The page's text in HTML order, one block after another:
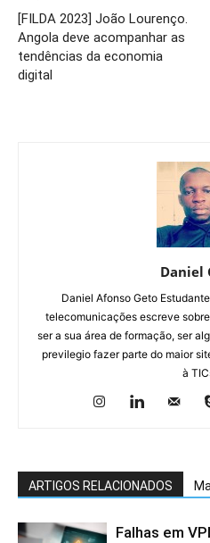
[FILDA 2023] João Lourenço.
Angola deve acompanhar as
tendências da economia
digital
Daniel
Daniel Afonso Geto
telecomunicações escreve
ser a sua área de formação, ser
previlegio fazer parte do maior
à
ARTIGOS RELACIONADOS
Falhas em